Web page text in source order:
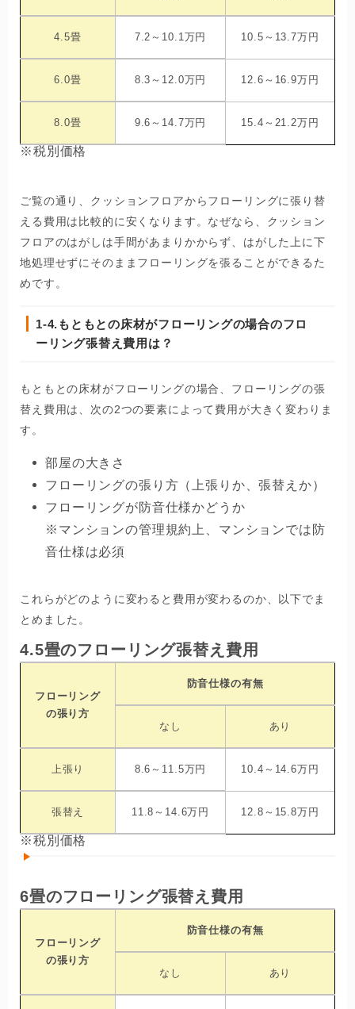
4.5畳 7.2～10.1万円 10.5～13.7万円
6.0畳 8.3～12.0万円 12.6～16.9万円
8.0畳 9.6～14.7万円 15.4～21.2万円
※税別価格
ご覧の通り、クッションフロアからフローリングに張り替
える費用は比較的に安くなります。なぜなら、クッション
フロアのはがしは手間があまりかからず、はがした上に下
地処理せずにそのままフローリングを張ることができるた
めです。
1-4.もともとの床材がフローリングの場合のフロ
ーリング張替え費用は？
もともとの床材がフローリングの場合、フローリングの張
替え費用は、次の2つの要素によって費用が大きく変わりま
す。
部屋の大きさ
フローリングの張り方（上張りか、張替えか）
フローリングが防音仕様かどうか
※マンションの管理規約上、マンションでは防
音仕様は必須
これらがどのように変わると費用が変わるのか、以下でま
とめました。
4.5畳のフローリング張替え費用
フローリング
の張り方
防音仕様の有無
なし あり
上張り 8.6～11.5万円 10.4～14.6万円
張替え 11.8～14.6万円 12.8～15.8万円
※税別価格
6畳のフローリング張替え費用
フローリング
の張り方
防音仕様の有無
なし あり